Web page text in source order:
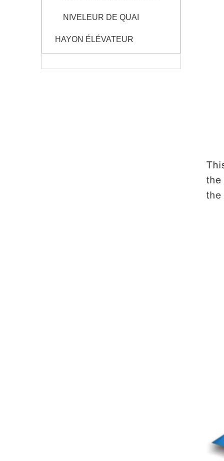
NIVELEUR DE QUAI
HAYON ÉLÉVATEUR